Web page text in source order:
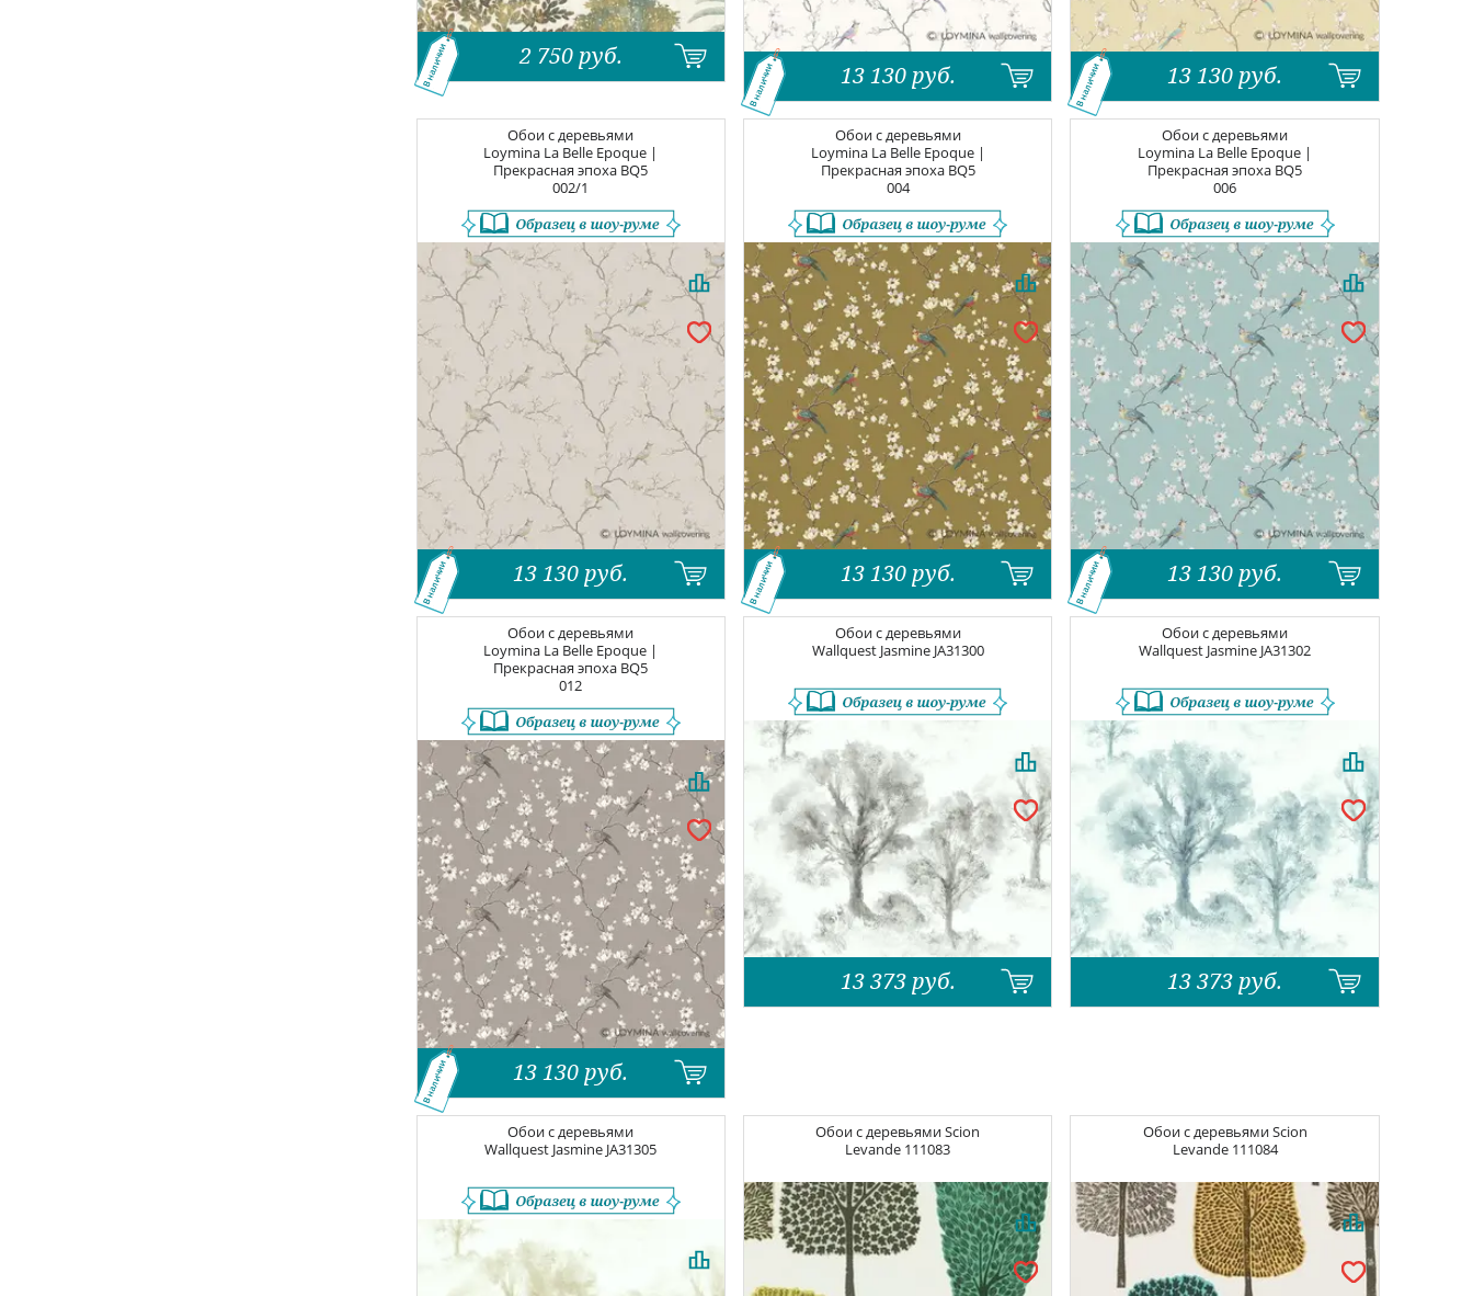
2 750 руб.
В наличии 13 130 руб.
В наличии 13 130 руб.
В наличии
Обои с деревьями
Loymina La Belle Epoque |
Прекрасная эпоха BQ5
002/1
13 130 руб.
В наличии
Обои с деревьями
Loymina La Belle Epoque |
Прекрасная эпоха BQ5
004
13 130 руб.
В наличии
Обои с деревьями
Loymina La Belle Epoque |
Прекрасная эпоха BQ5
006
13 130 руб.
В наличии
Обои с деревьями
Loymina La Belle Epoque |
Прекрасная эпоха BQ5
012
13 130 руб.
В наличии
Обои с деревьями
Wallquest Jasmine JA31300
13 373 руб.
Обои с деревьями
Wallquest Jasmine JA31302
13 373 руб.
Обои с деревьями
Wallquest Jasmine JA31305
Обои с деревьямиScion
Levande 111083
Обои с деревьямиScion
Levande 111084